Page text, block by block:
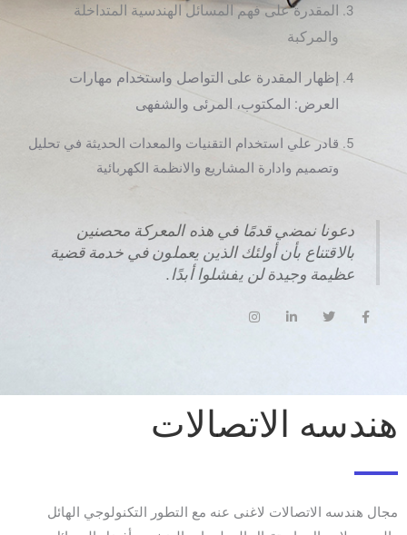
المقدرة على فهم المسائل الهندسية المتداخلة
والمركبة
إظهار المقدرة على التواصل واستخدام مهارات
العرض: المكتوب، المرئى والشفهى
قادر علي استخدام التقنيات والمعدات الحديثة في تحليل
وتصميم وادارة المشاريع والانظمة الكهربائية
دعونا نمضي قدمًا في هذه المعركة محصنين
بالاقتناع بأن أولئك الذين يعملون في خدمة قضية
عظيمة وجيدة لن يفشلوا أبدًا.
F
a
k
T
w
L
i
n
n
I
n
a
هندسه الاتصالات
مجال هندسه الاتصالات لاغنى عنه مع التطور التكنولوجي الهائل